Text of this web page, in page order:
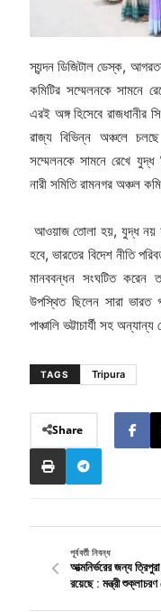
স্যন্দন ডিজিটাল ডেস্ক,
কমিটির সম্মেলনকে সামনে
এরই অঙ্গ হিসেবে রাজধানীর
রাজ্য বিভিন্ন অঞ্চলে
সম্মেলনকে সামনে রেখে যুদ্ধ
নারী সমিতি রামনগর অঞ্চল
আওয়াজ তোলা হয়, যুদ্ধ নয়
হবে, ভারতের বিদেশ নীতি
মানববন্ধন সংঘটিত করেন
উপস্থিত ছিলেন সারা ভারত
পাঞ্চালি ভট্টাচার্যী সহ
TAGS Tripura
Share
পূর্ববর্তী নিবন্ধ
আত্মনির্ভরের জন্য
রয়েছে : মন্ত্রী শুক্লাচরণ